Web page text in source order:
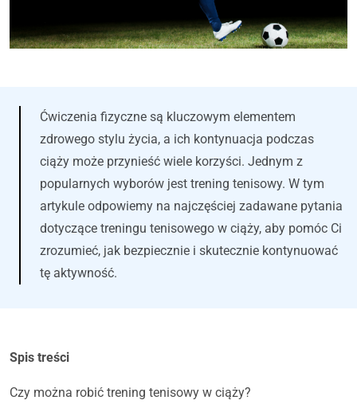
Ćwiczenia fizyczne są kluczowym elementem
zdrowego stylu życia, a ich kontynuacja podczas
ciąży może przynieść wiele korzyści. Jednym z
popularnych wyborów jest trening tenisowy. W tym
artykule odpowiemy na najczęściej zadawane pytania
dotyczące treningu tenisowego w ciąży, aby pomóc Ci
zrozumieć, jak bezpiecznie i skutecznie kontynuować
tę aktywność.
Spis treści
Czy można robić trening tenisowy w ciąży?